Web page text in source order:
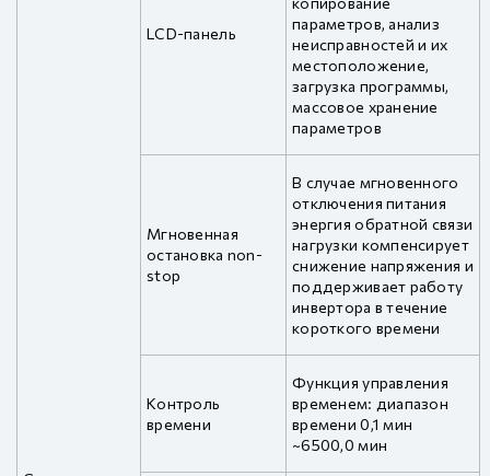
LCD-панель
параметров, анализ
неисправностей и их
местоположение,
загрузка программы,
массовое хранение
параметров
Мгновенная
остановка non-
stop
В случае мгновенного
отключения питания
энергия обратной связи
нагрузки компенсирует
снижение напряжения и
поддерживает работу
инвертора в течение
короткого времени
Контроль
времени
Функция управления
временем: диапазон
времени 0,1 мин
~6500,0 мин